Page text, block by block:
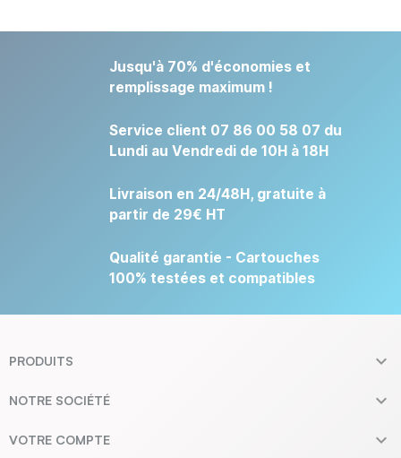
Jusqu'à 70% d'économies et
remplissage maximum !
Service client 07 86 00 58 07 du
Lundi au Vendredi de 10H à 18H
Livraison en 24/48H, gratuite à
partir de 29€ HT
Qualité garantie - Cartouches
100% testées et compatibles
PRODUITS 
NOTRE SOCIÉTÉ 
VOTRE COMPTE 